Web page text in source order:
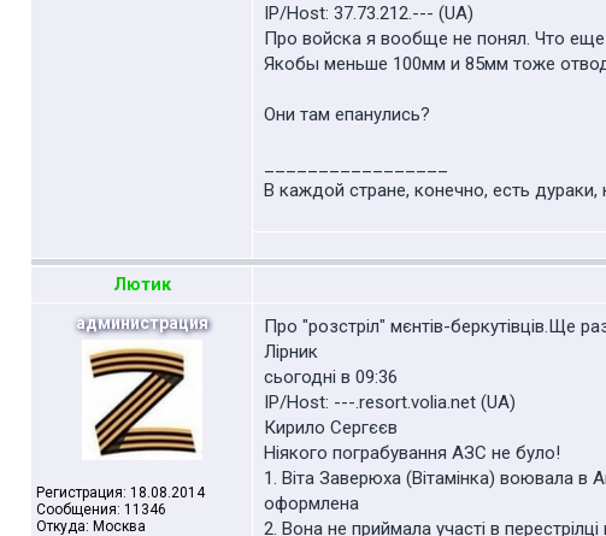
IP/Host: 37.73.212.--- (UA)
Про войска я вообще не понял. Что еще
Якобы меньше 100мм и 85мм тоже
Они там епанулись?
В каждой стране, конечно, есть
Лютик
администрация
Регистрация: 18.08.2014
Сообщения: 11346
Откуда: Москва
Про "розстріл" мєнтів-беркутівців.Ще
Лірник
cьогодні в 09:36
IP/Host: ---.resort.volia.net (UA)
Кирило Сергєєв
Ніякого пограбування АЗС не було!
1. Віта Заверюха (Вітамінка) воювала в
оформлена
2. Вона не приймала участі в